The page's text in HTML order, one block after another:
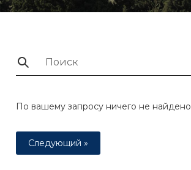
По вашему запросу ничего не найдено
Следующий »